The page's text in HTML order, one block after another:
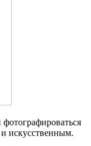
искусственным.